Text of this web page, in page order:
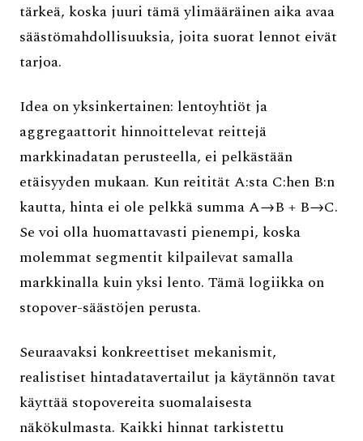
tärkeä, koska juuri tämä ylimääräinen aika avaa
säästömahdollisuuksia, joita suorat lennot eivät
tarjoa.
Idea on yksinkertainen: lentoyhtiöt ja
aggregaattorit hinnoittelevat reittejä
markkinadatan perusteella, ei pelkästään
etäisyyden mukaan. Kun reitität A:sta C:hen B:n
kautta, hinta ei ole pelkkä summa A→B + B→C.
Se voi olla huomattavasti pienempi, koska
molemmat segmentit kilpailevat samalla
markkinalla kuin yksi lento. Tämä logiikka on
stopover-säästöjen perusta.
Seuraavaksi konkreettiset mekanismit,
realistiset hintadatavertailut ja käytännön tavat
käyttää stopovereita suomalaisesta
näkökulmasta. Kaikki hinnat tarkistettu